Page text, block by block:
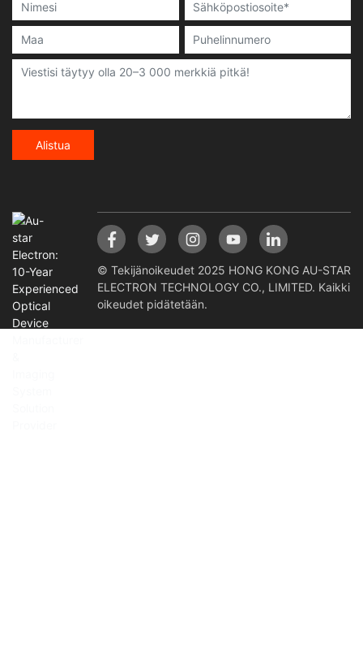
Alistua
© Tekijänoikeudet 2025 HONG KONG AU-STAR
ELECTRON TECHNOLOGY CO., LIMITED. Kaikki
oikeudet pidätetään.